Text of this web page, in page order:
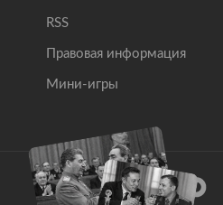
RSS
Правовая информация
Мини-игры